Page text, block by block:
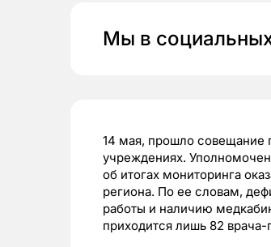
Мы в
14 мая, прошло совещание
учреждениях.
об итогах мониторинга
региона. По ее словам,
работы и наличию
приходится лишь 82